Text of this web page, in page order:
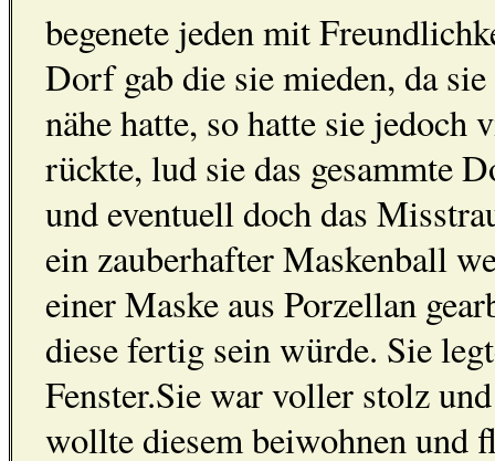
begenete jeden mit
Dorf gab die sie mieden, da
nähe hatte, so hatte sie
rückte, lud sie das gesammte
und eventuell doch das
ein zauberhafter Maskenball
einer Maske aus Porzellan
diese fertig sein würde. Sie
Fenster.Sie war voller stolz
wollte diesem beiwohnen und